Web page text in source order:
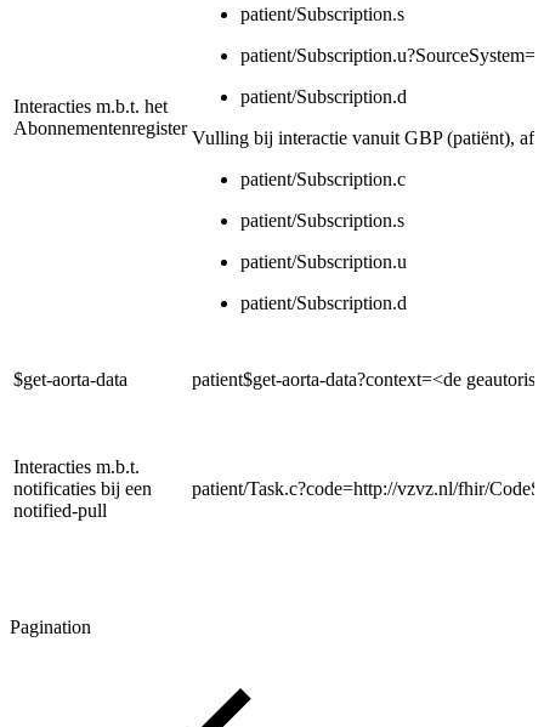
Interacties m.b.t. het
Abonnementenregister
patient/Subscription.s
patient/
patient/Subscription.d
Vulling bij interactie vanuit GBP (patiënt),
patient/Subscription.c
patient/Subscription.s
patient/Subscription.u
patient/Subscription.d
$get-aorta-data patient$get-aorta-data?context=<de
Interacties m.b.t.
notificaties bij een
notified-pull
patient/Task.c?code=http://vzvz.nl/fhir/
Pagination